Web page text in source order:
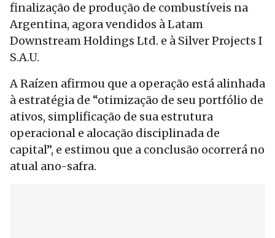
finalização de produção de combustíveis na
Argentina, agora vendidos à Latam
Downstream Holdings Ltd. e à Silver Projects I
S.A.U.
A Raízen afirmou que a operação está alinhada
à estratégia de “otimização de seu portfólio de
ativos, simplificação de sua estrutura
operacional e alocação disciplinada de
capital”, e estimou que a conclusão ocorrerá no
atual ano-safra.